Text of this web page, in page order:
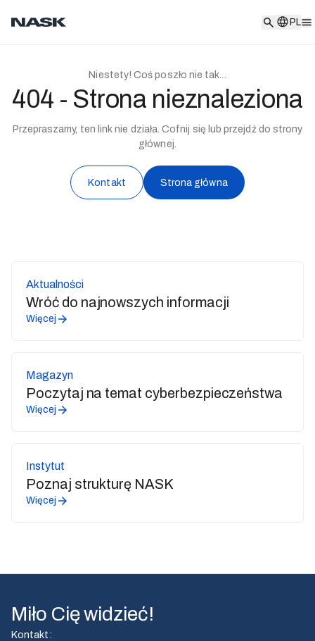
PL
Niestety! Coś poszło nie tak...
404 - Strona nieznaleziona
Przepraszamy, ten link nie działa. Cofnij się lub przejdź do strony
głównej.
Kontakt Strona główna
Aktualności
Wróć do najnowszych informacji
Więcej
Magazyn
Poczytaj na temat cyberbezpieczeństwa
Więcej
Instytut
Poznaj strukturę NASK
Więcej
Miło Cię widzieć!
Kontakt :